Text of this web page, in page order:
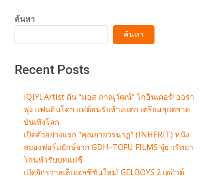
ค้นหา
ค้นหา
Recent Posts
iQIYI Artist ดัน “มอส ภาณุวัฒน์” โกอินเตอร์! ออร่า
พุ่ง แฟนอินโดฯ แห่ต้อนรับห้างแตก เตรียมลุยตลาด
บันเทิงโลก
เปิดตัวอย่างแรก “คุณยายวรนาฏ” (INHERIT) หนัง
สยองฟอร์มยักษ์จาก GDH–TOFU FILMS จุ๋ย วรัทยา
โกนหัวรับบทแม่ชี
เปิดจักรวาลเล็บเจลซีซันใหม่! GELBOYS 2 เดบิวต์